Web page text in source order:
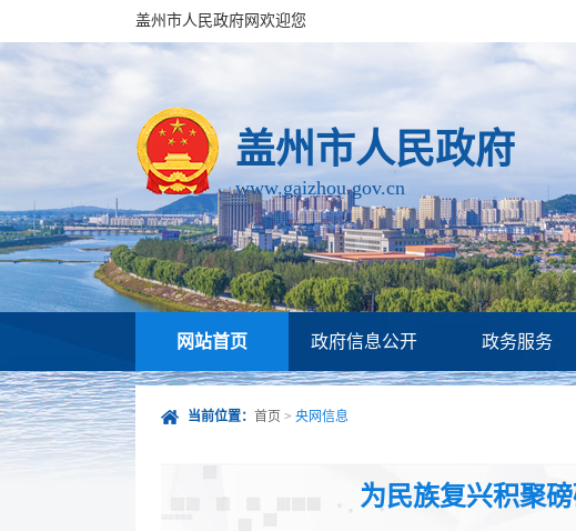
盖州市人民政府网欢迎您
盖州市人民政府
www.gaizhou.gov.cn
网站首页 政府信息公开 政务服务
当前位置： 首页 > 央网信息
为民族复兴积聚